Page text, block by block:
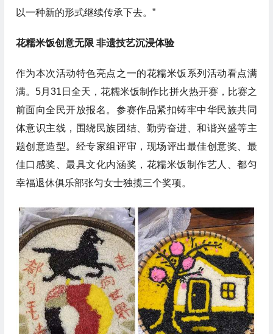
以一种新的形式继续传承下去。”
花糯米饭创意无限 非遗技艺沉浸体验
作为本次活动特色亮点之一的花糯米饭系列活动看点满
满。5月31日全天，花糯米饭制作比拼火热开赛，比赛之
前面向全民开放报名。参赛作品紧扣铸牢中华民族共同
体意识主线，围绕民族团结、勤劳奋进、和谐兴盛等主
题创意造型。经专家组评审，现场评出最佳创意奖、最
佳口感奖、最具文化内涵奖，花糯米饭制作艺人、都匀
幸福退休俱乐部张匀女士独揽三个奖项。